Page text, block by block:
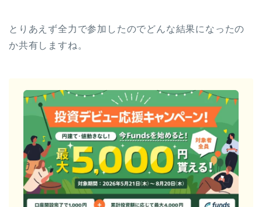
とりあえず全力で参加したのでどんな結果になったの
か共有しますね。